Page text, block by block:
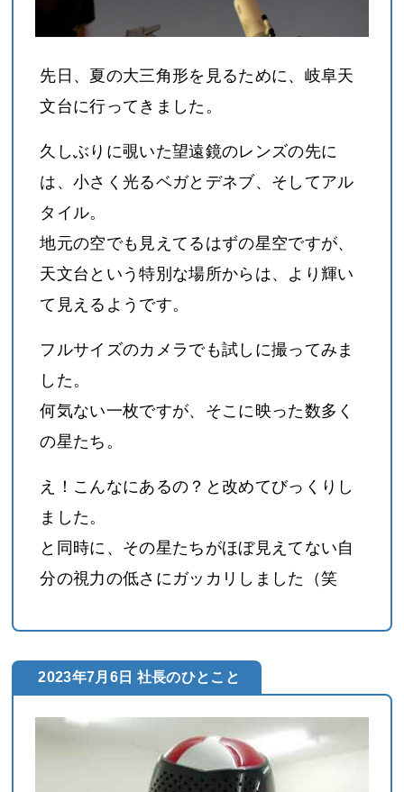
先日、夏の大三角形を見るために、岐阜天
文台に行ってきました。
久しぶりに覗いた望遠鏡のレンズの先に
は、小さく光るベガとデネブ、そしてアル
タイル。
地元の空でも見えてるはずの星空ですが、
天文台という特別な場所からは、より輝い
て見えるようです。
フルサイズのカメラでも試しに撮ってみま
した。
何気ない一枚ですが、そこに映った数多く
の星たち。
え！こんなにあるの？と改めてびっくりし
ました。
と同時に、その星たちがほぼ見えてない自
分の視力の低さにガッカリしました（笑
2023年7月6日 社長のひとこと